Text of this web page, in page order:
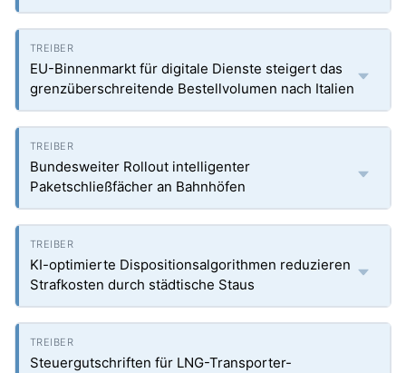
EU-Binnenmarkt für digitale Dienste steigert das
grenzüberschreitende Bestellvolumen nach Italien
Bundesweiter Rollout intelligenter
Paketschließfächer an Bahnhöfen
KI-optimierte Dispositionsalgorithmen reduzieren
Strafkosten durch städtische Staus
Steuergutschriften für LNG-Transporter-